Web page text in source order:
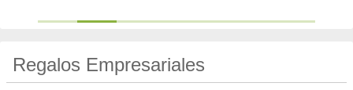
Regalos Empresariales